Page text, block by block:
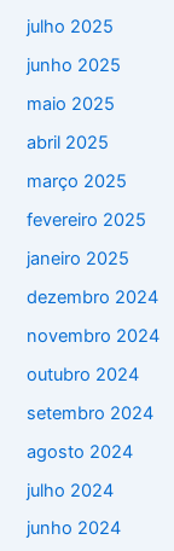
julho 2025
junho 2025
maio 2025
abril 2025
março 2025
fevereiro 2025
janeiro 2025
dezembro 2024
novembro 2024
outubro 2024
setembro 2024
agosto 2024
julho 2024
junho 2024